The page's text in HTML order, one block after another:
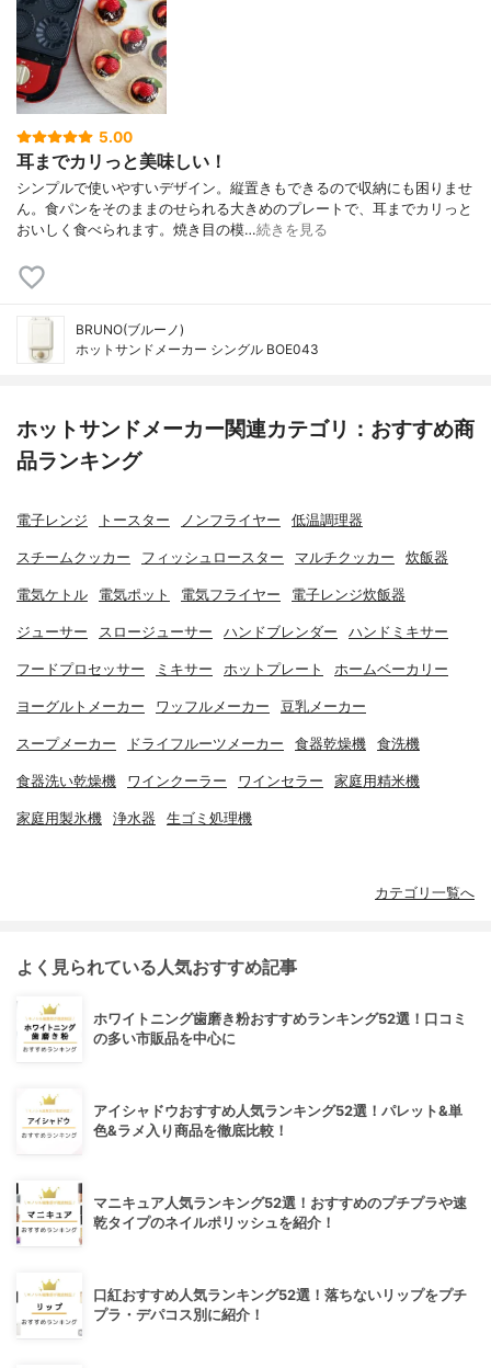
5.00
耳までカリっと美味しい！
シンプルで使いやすいデザイン。縦置きもできるので収納にも困りませ
ん。食パンをそのままのせられる大きめのプレートで、耳までカリっと
おいしく食べられます。焼き目の模…続きを見る
BRUNO(ブルーノ)
ホットサンドメーカー シングル BOE043
ホットサンドメーカー関連カテゴリ：おすすめ商
品ランキング
電子レンジ トースター ノンフライヤー 低温調理器
スチームクッカー フィッシュロースター マルチクッカー 炊飯器
電気ケトル 電気ポット 電気フライヤー 電子レンジ炊飯器
ジューサー スロージューサー ハンドブレンダー ハンドミキサー
フードプロセッサー ミキサー ホットプレート ホームベーカリー
ヨーグルトメーカー ワッフルメーカー 豆乳メーカー
スープメーカー ドライフルーツメーカー 食器乾燥機 食洗機
食器洗い乾燥機 ワインクーラー ワインセラー 家庭用精米機
家庭用製氷機 浄水器 生ゴミ処理機
カテゴリ一覧へ
よく見られている人気おすすめ記事
ホワイトニング歯磨き粉おすすめランキング52選！口コミ
の多い市販品を中心に
アイシャドウおすすめ人気ランキング52選！パレット&単
色&ラメ入り商品を徹底比較！
マニキュア人気ランキング52選！おすすめのプチプラや速
乾タイプのネイルポリッシュを紹介！
口紅おすすめ人気ランキング52選！落ちないリップをプチ
プラ・デパコス別に紹介！